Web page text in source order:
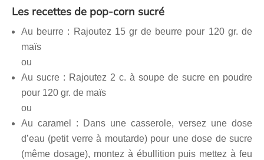
Les recettes de pop-corn sucré
Au beurre : Rajoutez 15 gr de beurre pour 120 gr. de
maïs
ou
Au sucre : Rajoutez 2 c. à soupe de sucre en poudre
pour 120 gr. de maïs
ou
Au caramel : Dans une casserole, versez une dose
d’eau (petit verre à moutarde) pour une dose de sucre
(même dosage), montez à ébullition puis mettez à feu